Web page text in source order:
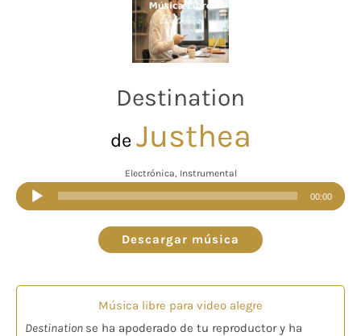
Destination
de Justhea
Electrónica, Instrumental
Reproductor
de
audio
00:00
Descargar música
Música libre para video alegre
Destination se ha apoderado de tu reproductor y ha